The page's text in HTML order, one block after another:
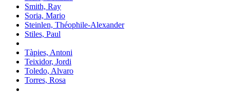
Smith, Ray
Soria, Mario
Steinlen, Théophile-Alexander
Stiles, Paul
Tàpies, Antoni
Teixidor, Jordi
Toledo, Alvaro
Torres, Rosa